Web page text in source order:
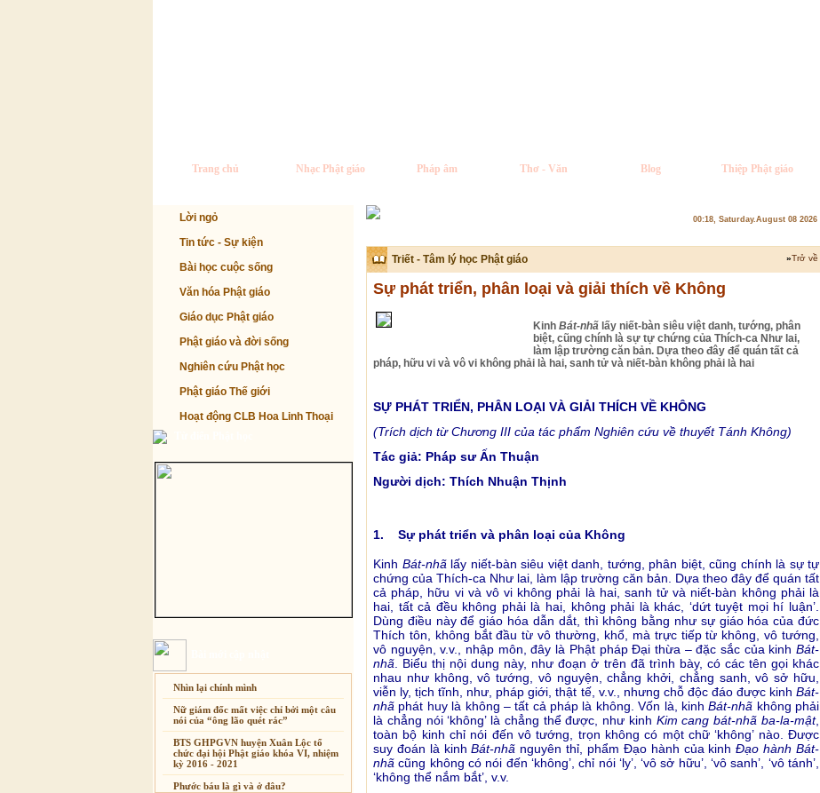
Trang chủ Nhạc Phật giáo Pháp âm Thơ - Văn Blog Thiệp Phật giáo
Lời ngỏ
Tin tức - Sự kiện
Bài học cuộc sống
Văn hóa Phật giáo
Giáo dục Phật giáo
Phật giáo và đời sống
Nghiên cứu Phật học
Phật giáo Thế giới
Hoạt động CLB Hoa Linh Thoại
Nhìn lại chính mình
Nữ giám đốc mất việc chỉ bởi một câu
nói của “ông lão quét rác”
BTS GHPGVN huyện Xuân Lộc tổ
chức đại hội Phật giáo khóa VI, nhiệm
kỳ 2016 - 2021
Phước báu là gì và ở đâu?
00:18, Saturday.August 08 2026
Triết - Tâm lý học Phật giáo »Trở về
Sự phát triển, phân loại và giải thích về Không
Kinh Bát-nhã lấy niết-bàn siêu việt danh, tướng, phân
biệt, cũng chính là sự tự chứng của Thích-ca Như lai,
làm lập trường căn bản. Dựa theo đây để quán tất cả
pháp, hữu vi và vô vi không phải là hai, sanh tử và niết-bàn không phải là hai
SỰ PHÁT TRIỂN, PHÂN LOẠI VÀ GIẢI THÍCH VỀ KHÔNG
(Trích dịch từ Chương III của tác phẩm Nghiên cứu về thuyết Tánh Không)
Tác giả: Pháp sư Ấn Thuận
Người dịch: Thích Nhuận Thịnh
1. Sự phát triển và phân loại của Không
Kinh Bát-nhãlấy niết-bàn siêu việt danh, tướng, phân biệt, cũng chính là sự tự
chứng của Thích-ca Như lai, làm lập trường căn bản. Dựa theo đây để quán tất
cả pháp, hữu vi và vô vi không phải là hai, sanh tử và niết-bàn không phải là
hai, tất cả đều không phải là hai, không phải là khác, ‘dứt tuyệt mọi hí luận’.
Dùng điều này để giáo hóa dẫn dắt, thì không bằng như sự giáo hóa của đức
Thích tôn, không bắt đầu từ vô thường, khổ, mà trực tiếp từ không, vô tướng,
vô nguyện, v.v., nhập môn, đây là Phật pháp Đại thừa – đặc sắc của kinh Bát-
nhã . Biểu thị nội dung này, như đoạn ở trên đã trình bày, có các tên gọi khác
nhau như không, vô tướng, vô nguyện, chẳng khởi, chẳng sanh, vô sở hữu,
viễn ly, tịch tĩnh, như, pháp giới, thật tế, v.v., nhưng chỗ độc đáo được kinh Bát-
nhã phát huy là không – tất cả pháp là không. Vốn là, kinhBát-nhã không phải
là chẳng nói ‘không’ là chẳng thể được, như kinh Kim cang bát-nhã ba-la-mật,
toàn bộ kinh chỉ nói đến vô tướng, trọn không có một chữ ‘không’ nào. Được
suy đoán là kinhBát-nhã nguyên thỉ, phẩm Đạo hành của kinhĐạo hành Bát-
nhã cũng không có nói đến ‘không’, chỉ nói ‘ly’, ‘vô sở hữu’, ‘vô sanh’, ‘vô tánh’,
‘không thể nắm bắt’, v.v.